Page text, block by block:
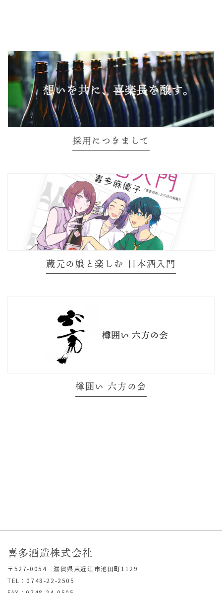
採用につきまして
蔵元の娘と楽しむ 日本酒入門
樽囲い 六方の会
喜多酒造株式会社
〒527-0054 滋賀県東近江市池田町1129
TEL：0748-22-2505